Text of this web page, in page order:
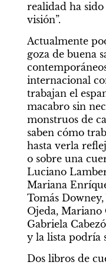
realidad ha
visión”.
Actualmente
goza de buena
internacional
trabajan el
macabro sin
monstruos de
saben cómo
hasta verla
o sobre una
Luciano
Mariana
Tomás
Ojeda, Mariano
Gabriela
y la lista podría
Dos libros de